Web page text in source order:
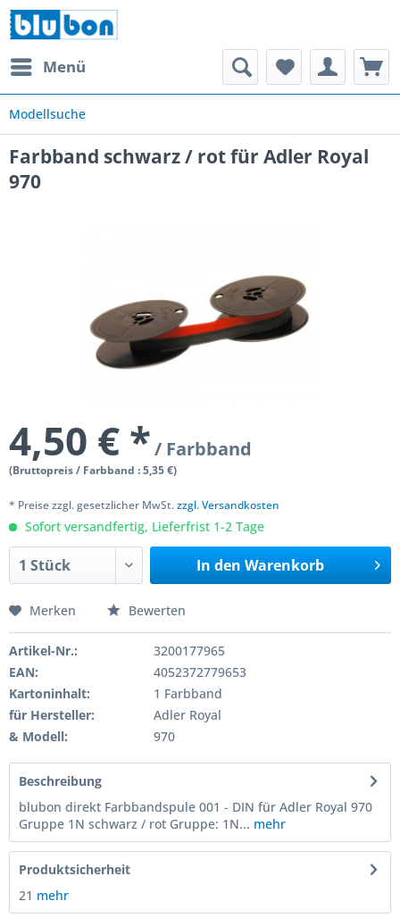
Menü
Modellsuche
Farbband schwarz / rot für Adler Royal
970
4,50 € */ Farbband
(Bruttopreis / Farbband : 5,35 €)
* Preise zzgl. gesetzlicher MwSt.zzgl. Versandkosten
Sofort versandfertig, Lieferfrist 1-2 Tage
In den Warenkorb
Merken Bewerten
Artikel-Nr.:
3200177965
EAN:
4052372779653
Kartoninhalt:
1 Farbband
für Hersteller:
Adler Royal
& Modell:
970
Beschreibung
blubon direkt Farbbandspule 001 - DIN für Adler Royal 970
Gruppe 1N schwarz / rot Gruppe: 1N... mehr
Produktsicherheit
21 mehr